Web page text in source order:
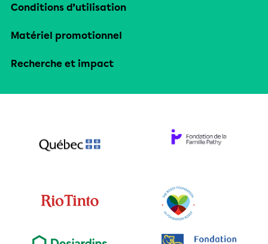
Conditions d’utilisation
Matériel promotionnel
Recherche et impact